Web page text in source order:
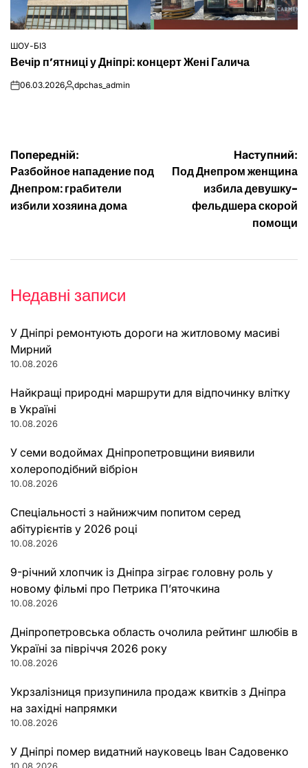
ОПУБЛІКУВАТИ
У
ШОУ-БІЗ
Вечір п’ятниці у Дніпрі: концерт Жені Галича
on06.03.2026Опубліковано
dpchas_admin
Навігація
записів
Попередній:
Разбойное нападение под
Днепром: грабители
избили хозяина дома
Наступний:
Под Днепром женщина
избила девушку-
фельдшера скорой
помощи
Недавні записи
У Дніпрі ремонтують дороги на житловому масиві
Мирний
10.08.2026
Найкращі природні маршрути для відпочинку влітку
в Україні
10.08.2026
У семи водоймах Дніпропетровщини виявили
холероподібний вібріон
10.08.2026
Спеціальності з найнижчим попитом серед
абітурієнтів у 2026 році
10.08.2026
9-річний хлопчик із Дніпра зіграє головну роль у
новому фільмі про Петрика П’яточкина
10.08.2026
Дніпропетровська область очолила рейтинг шлюбів в
Україні за півріччя 2026 року
10.08.2026
Укрзалізниця призупинила продаж квитків з Дніпра
на західні напрямки
10.08.2026
У Дніпрі помер видатний науковець Іван Садовенко
10.08.2026